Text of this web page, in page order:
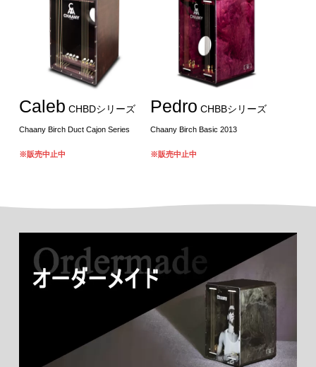
Caleb CHBDシリーズ
Chaany Birch Duct Cajon Series
※販売中止中
Pedro CHBBシリーズ
Chaany Birch Basic 2013
※販売中止中